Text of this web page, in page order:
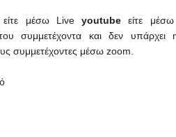
είτε μέσω Liveyoutube είτε
συμμετέχοντα και δεν υπάρχει
συμμετέχοντες μέσω zoom.